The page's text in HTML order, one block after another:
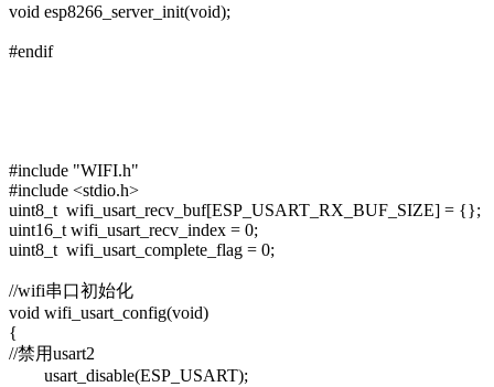
void esp8266_server_init(void);
#endif
#include "WIFI.h"
#include <stdio.h>
uint8_t wifi_usart_recv_buf[ESP_USART_RX_BUF_SIZE] = {};
uint16_t wifi_usart_recv_index = 0;
uint8_t wifi_usart_complete_flag = 0;
//wifi串口初始化
void wifi_usart_config(void)
{
//禁用usart2
usart_disable(ESP_USART);